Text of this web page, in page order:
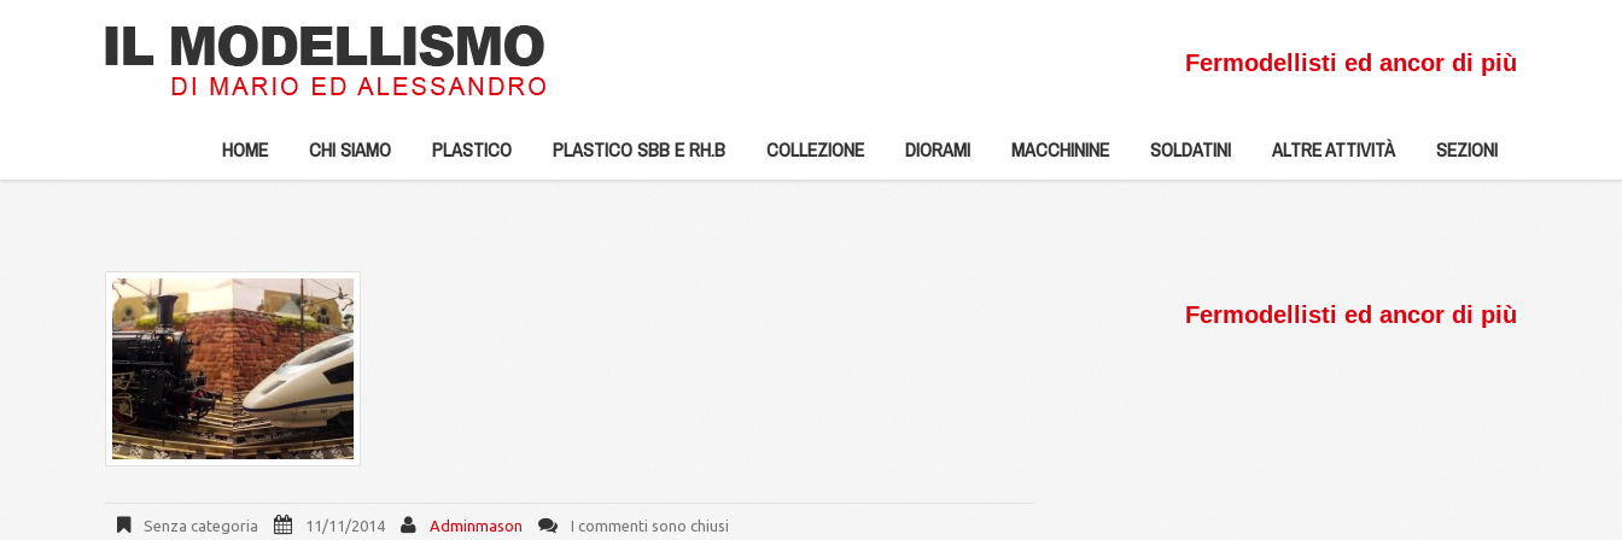
Fermodellisti ed ancor di più
HOME CHI SIAMO PLASTICO PLASTICO SBB E RH.B COLLEZIONE DIORAMI MACCHININE SOLDATINI ALTRE ATTIVITÀ SEZIONI
Senza categoria 11/11/2014 Adminmason I commenti sono chiusi
Fermodellisti ed ancor di più